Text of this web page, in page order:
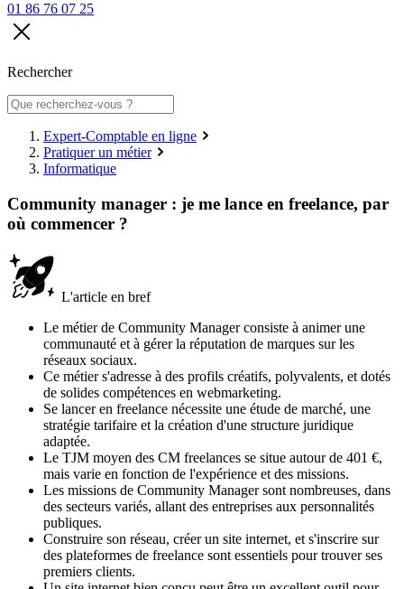
01 86 76 07 25
Rechercher
Expert-Comptable en ligne
Pratiquer un métier
Informatique
Community manager : je me lance en freelance, par
où commencer ?
L'article en bref
Le métier de Community Manager consiste à animer une
communauté et à gérer la réputation de marques sur les
réseaux sociaux.
Ce métier s'adresse à des profils créatifs, polyvalents, et dotés
de solides compétences en webmarketing.
Se lancer en freelance nécessite une étude de marché, une
stratégie tarifaire et la création d'une structure juridique
adaptée.
Le TJM moyen des CM freelances se situe autour de 401 €,
mais varie en fonction de l'expérience et des missions.
Les missions de Community Manager sont nombreuses, dans
des secteurs variés, allant des entreprises aux personnalités
publiques.
Construire son réseau, créer un site internet, et s'inscrire sur
des plateformes de freelance sont essentiels pour trouver ses
premiers clients.